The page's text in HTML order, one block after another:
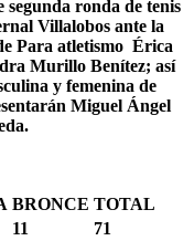
ronda de tenis
Villalobos ante la
Para atletismo Érica
Murillo Benítez; así
y femenina de
Miguel Ángel
BRONCE TOTAL
11
71